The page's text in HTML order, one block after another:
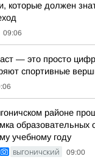
которые должен
09:06
— это просто
спортивные
районе
образовательных
учебному году
ВЫГОНИЧСКИЙ 09:00